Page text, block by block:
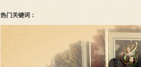
热门关键词：